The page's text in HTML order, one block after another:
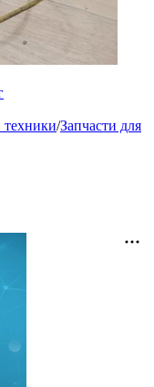
техники/Запчасти для